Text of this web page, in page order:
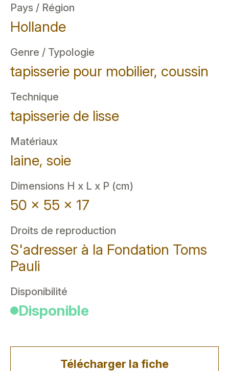
Pays / Région
Hollande
Genre / Typologie
tapisserie pour mobilier, coussin
Technique
tapisserie de lisse
Matériaux
laine, soie
Dimensions H x L x P (cm)
50 x 55 x 17
Droits de reproduction
S'adresser à la Fondation Toms
Pauli
Disponibilité
Disponible
Télécharger la fiche